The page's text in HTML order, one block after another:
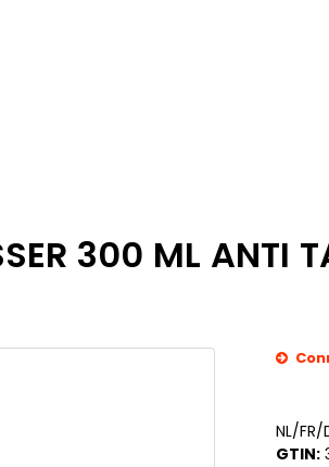
300 ML ANTI
NL/FR/
GTIN: